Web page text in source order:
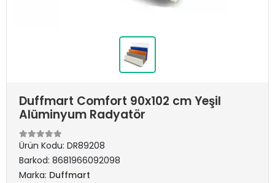
Duffmart Comfort 90x102 cm Yeşil
Alüminyum Radyatör
Ürün Kodu: DR89208
Barkod: 8681966092098
Marka: Duffmart